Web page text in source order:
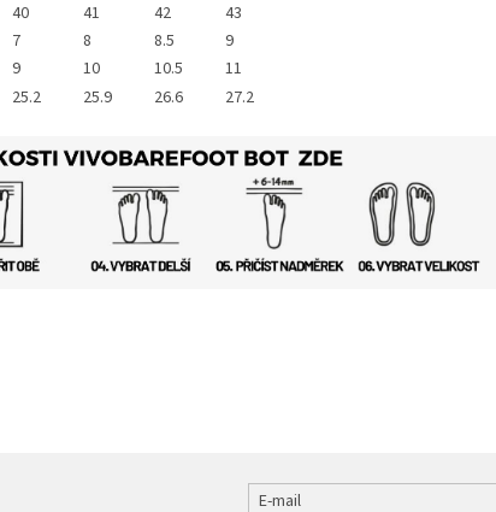
40 41 42
43
7 8 8.5
9
9 10 10.5
11
25.2 25.9 26.6 27.2
E-mail